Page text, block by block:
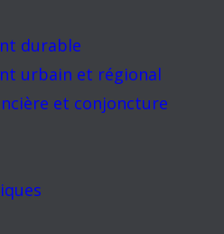
durable
urbain et régional
et conjoncture